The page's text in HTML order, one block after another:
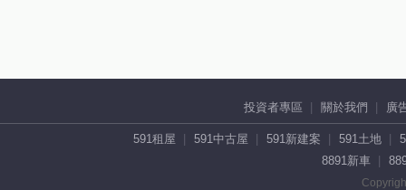
投資者專區 關於我們 廣
591租屋 591中古屋 591新建案 591土地
8891新車